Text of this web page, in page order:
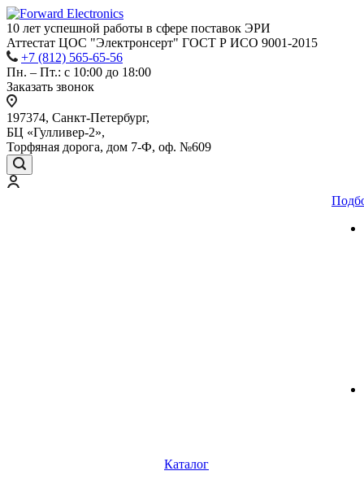
10 лет успешной работы в сфере поставок ЭРИ
Аттестат ЦОС "Электронсерт" ГОСТ Р ИСО 9001-2015
+7 (812) 565-65-56
Пн. – Пт.: с 10:00 до 18:00
Заказать звонок
197374, Санкт-Петербург,
БЦ «Гулливер-2»,
Торфяная дорога, дом 7-Ф, оф. №609
Каталог